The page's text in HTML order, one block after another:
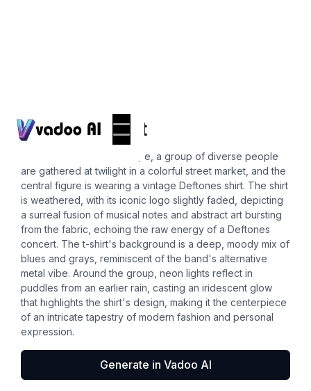
deftones shirt
In a vibrant urban landscape, a group of diverse people
are gathered at twilight in a colorful street market, and the
central figure is wearing a vintage Deftones shirt. The shirt
is weathered, with its iconic logo slightly faded, depicting
a surreal fusion of musical notes and abstract art bursting
from the fabric, echoing the raw energy of a Deftones
concert. The t-shirt's background is a deep, moody mix of
blues and grays, reminiscent of the band's alternative
metal vibe. Around the group, neon lights reflect in
puddles from an earlier rain, casting an iridescent glow
that highlights the shirt's design, making it the centerpiece
of an intricate tapestry of modern fashion and personal
expression.
Generate in Vadoo AI